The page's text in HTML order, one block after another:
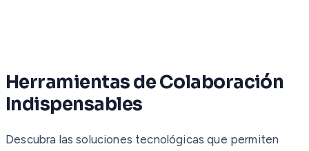
Herramientas de Colaboración
Indispensables
Descubra las soluciones tecnológicas que permiten